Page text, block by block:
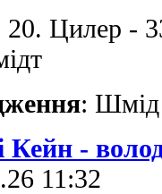
20. Цилер -
:
Кейн -
11:32